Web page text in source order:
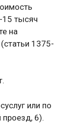
15 тысяч
на
1375-
или по
6).